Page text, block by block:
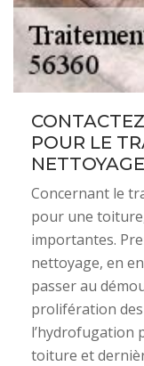
POUR LE
Concernant le
pour une
importantes.
nettoyage, en
passer au
prolifération des
l’hydrofugation
toiture et